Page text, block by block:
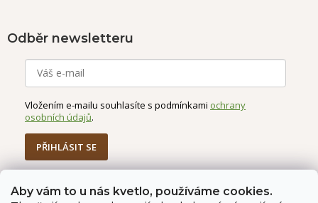
Aby vám to u nás kvetlo, používáme cookies.
Odběr newsletteru
Vložením e-mailu souhlasíte s podmínkami ochrany
osobních údajů.
PŘIHLÁSIT SE